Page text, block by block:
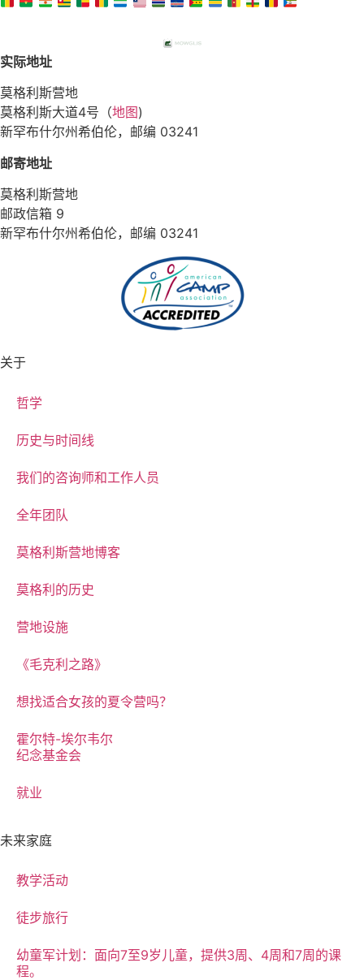
实际地址
莫格利斯营地
莫格利斯大道4号（地图)
新罕布什尔州希伯伦，邮编 03241
邮寄地址
莫格利斯营地
邮政信箱 9
新罕布什尔州希伯伦，邮编 03241
关于
哲学
历史与时间线
我们的咨询师和工作人员
全年团队
莫格利斯营地博客
莫格利的历史
营地设施
《毛克利之路》
想找适合女孩的夏令营吗？
霍尔特-埃尔韦尔
纪念基金会
就业
未来家庭
教学活动
徒步旅行
幼童军计划：面向7至9岁儿童，提供3周、4周和7周的课
程。